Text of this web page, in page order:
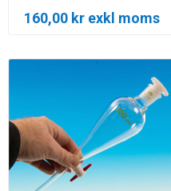
160,00 kr exkl moms